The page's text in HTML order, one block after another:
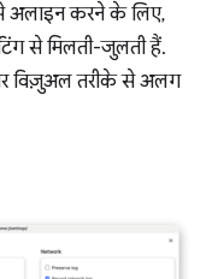
अलाइन करने के लिए,
से मिलती-जुलती हैं.
विज़ुअल तरीके से अलग